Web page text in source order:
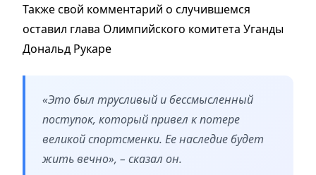
Также свой комментарий о случившемся
оставил глава Олимпийского комитета Уганды
Дональд Рукаре
«Это был трусливый и бессмысленный
поступок, который привел к потере
великой спортсменки. Ее наследие будет
жить вечно», – сказал он.